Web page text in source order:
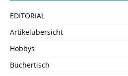
EDITORIAL
Artikelübersicht
Hobbys
Büchertisch